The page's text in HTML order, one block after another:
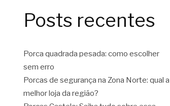
Posts recentes
Porca quadrada pesada: como escolher
sem erro
Porcas de segurança na Zona Norte: qual a
melhor loja da região?